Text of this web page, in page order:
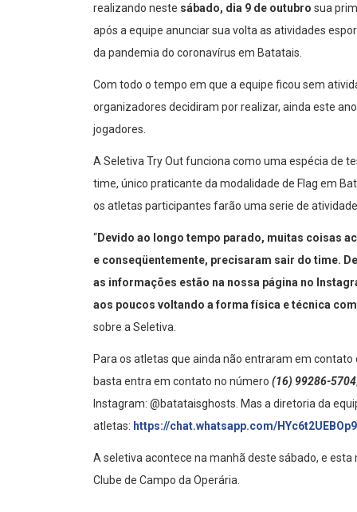
realizando neste sábado, dia 9 de outubro sua
após a equipe anunciar sua volta as atividades
da pandemia do coronavírus em Batatais.
Com todo o tempo em que a equipe ficou sem
organizadores decidiram por realizar, ainda este
jogadores.
A Seletiva Try Out funciona como uma espécia de
time, único praticante da modalidade de Flag em
os atletas participantes farão uma serie de
“Devido ao longo tempo parado, muitas coisas
e conseqüentemente, precisaram sair do time.
as informações estão na nossa página no
aos poucos voltando a forma física e técnica
sobre a Seletiva.
Para os atletas que ainda não entraram em
basta entra em contato no número (16) 99286-5704
Instagram: @batataisghosts. Mas a diretoria da
atletas: https://chat.whatsapp.com/
A seletiva acontece na manhã deste sábado, e
Clube de Campo da Operária.